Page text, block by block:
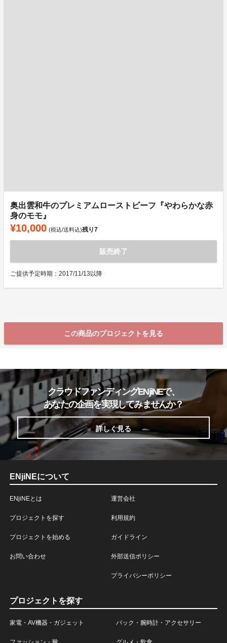
奥出雲和牛のプレミアムローストビーフ『やわらかな赤
身のモモ』
¥10,000 (税込/送料込)残り7
販売終了
ご提供予定時期：2017/11/13以降
この商品のプロジェクトを見る
クラウドファンディングENjiNEで、
あなたの企画を実現してみませんか？
詳しく見る
ENjiNEについて
ENjiNEとは
プロジェクトを探す
プロジェクトを始める
お問い合わせ
運営会社
利用規約
ガイドライン
外部送信ポリシー
プライバシーポリシー
プロジェクトを探す
家電・AV機器・ガジェット バック・腕時計・アクセサリー